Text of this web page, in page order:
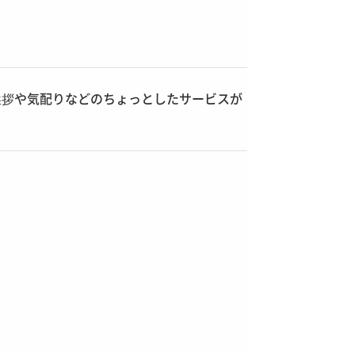
や気配りなどのちょっとしたサービスが